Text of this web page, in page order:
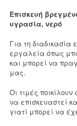
Επισκευή
υγρασία, νερό
Για τη διαδικασία
εργαλεία όπως
και μπορεί να
μας.
Οι τιμές
να επισκευαστεί
γιατί μπορεί να